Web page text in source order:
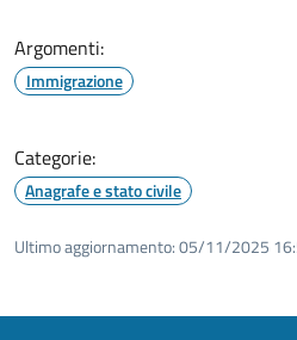
Argomenti:
Immigrazione
Categorie:
Anagrafe e stato civile
Ultimo aggiornamento:05/11/2025